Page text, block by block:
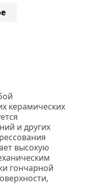
керамических
и других
высокую
гончарной